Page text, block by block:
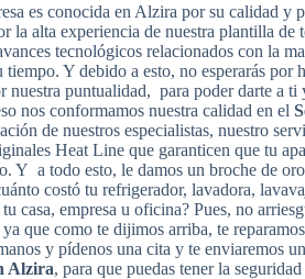
es conocida en Alzira por su calidad y
la alta experiencia de nuestra plantilla
tecnológicos relacionados con la
tiempo. Y debido a esto, no esperarás
nuestra puntualidad, para poder darte a
nos conformamos nuestra calidad en el
de nuestros especialistas, nuestro
Heat Line que garanticen que tu
Y a todo esto, le damos un broche de
costó tu refrigerador, lavadora,
casa, empresa u oficina? Pues, no
que como te dijimos arriba, te
y pídenos una cita y te enviaremos
Alzira, para que puedas tener la